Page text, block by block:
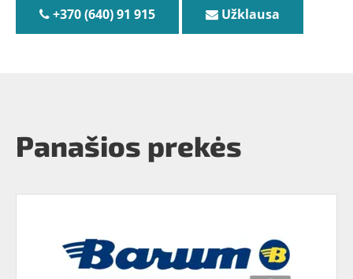
+370 (640) 91 915 Užklausa
Panašios prekės